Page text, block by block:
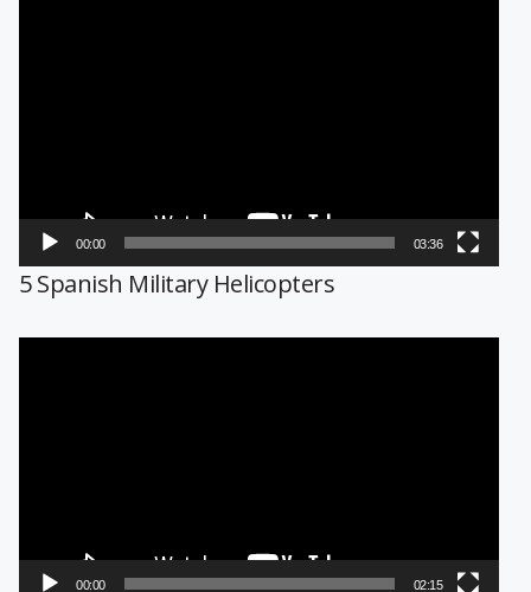
00:00 03:36
5 Spanish Military Helicopters
00:00 02:15